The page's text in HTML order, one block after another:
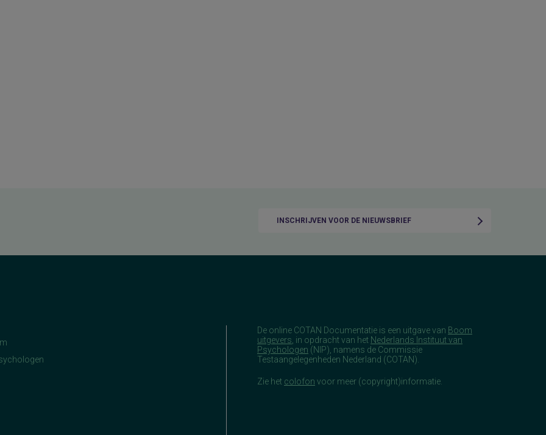
INSCHRIJVEN VOOR DE NIEUWSBRIEF
De online COTAN Documentatie is een uitgave van Boom
uitgevers , in opdracht van het Nederlands Instituut van
Psychologen (NIP), namens de Commissie
Testaangelegenheden Nederland (COTAN).
Zie het colofon voor meer (copyright)informatie.